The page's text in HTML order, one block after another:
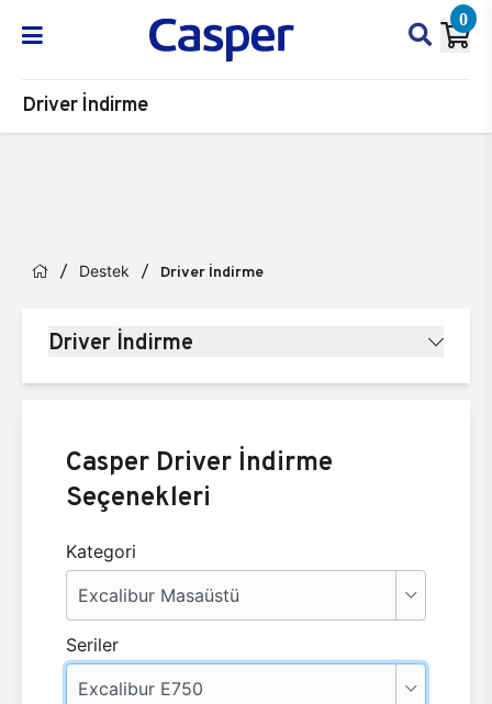
0
Driver İndirme
Destek Driver İndirme
Driver İndirme
Casper Driver İndirme
Seçenekleri
Kategori
Seriler